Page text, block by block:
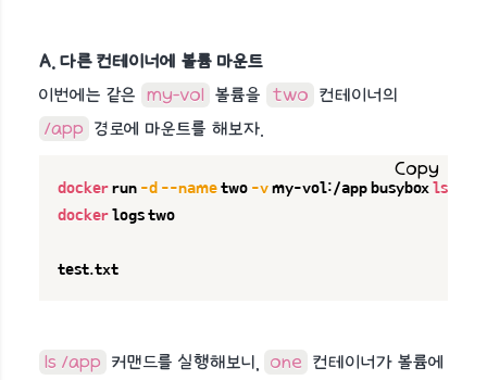
A. 다른 컨테이너에 볼륨 마운트
이번에는 같은 my-vol 볼륨을 two 컨테이너의
/app 경로에 마운트를 해보자.
docker run -d --name two -v my-vol:/app busybox ls
docker logs two
test.txt
Copy
ls /app 커맨드를 실행해보니, one 컨테이너가 볼륨에